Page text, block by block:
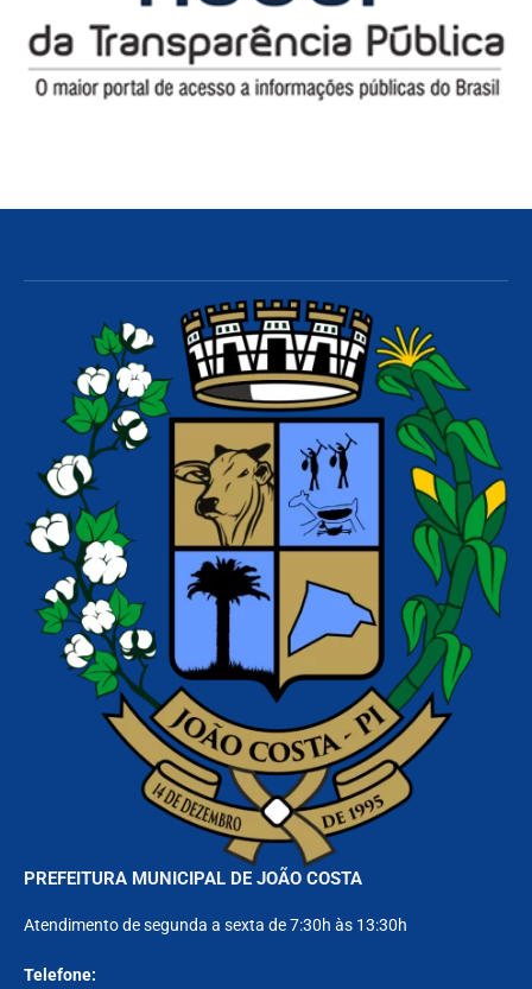
PREFEITURA MUNICIPAL DE JOÃO COSTA
Atendimento de segunda a sexta de 7:30h às 13:30h
Telefone: